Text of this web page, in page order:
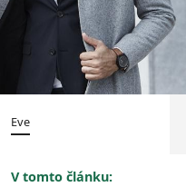
Eve
V tomto článku: